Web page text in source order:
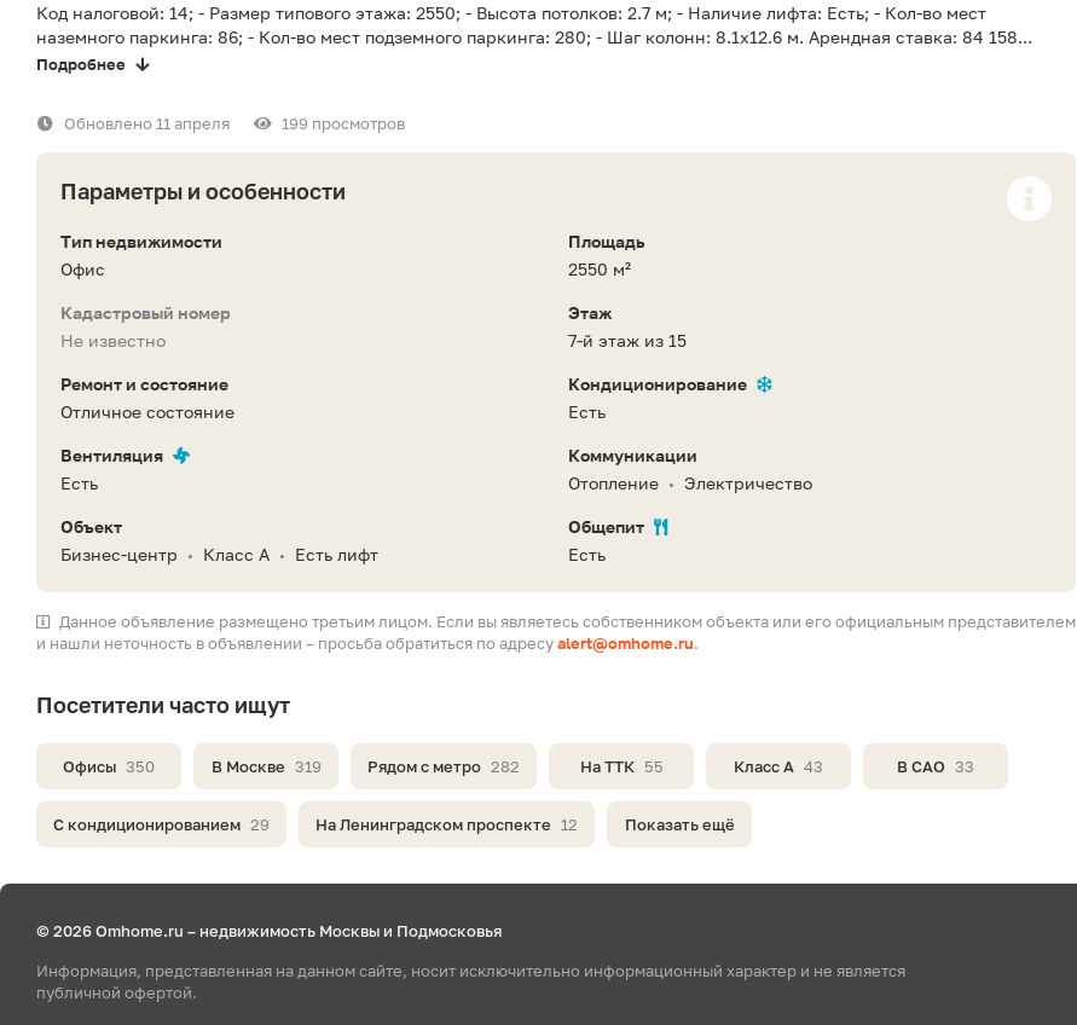
Код налоговой: 14; - Размер типового этажа: 2550; - Высота потолков: 2.7 м; - Наличие лифта: Есть; - Кол-во мест
наземного паркинга: 86; - Кол-во мест подземного паркинга: 280; - Шаг колонн: 8.1x12.6 м. Арендная ставка: 84 158...
Подробнее
Обновлено 11 апреля 199 просмотров
Параметры и особенности
Тип недвижимости
Офис
Площадь
2550 м²
Кадастровый номер
Не известно
Этаж
7-й этаж из 15
Ремонт и состояние
Отличное состояние
Кондиционирование
Есть
Вентиляция
Есть
Коммуникации
Отопление • Электричество
Объект
Бизнес-центр
• Класс A • Есть лифт
Общепит
Есть
Данное объявление размещено третьим лицом. Если вы являетесь собственником объекта или его официальным представителем
и нашли неточность в объявлении – просьба обратиться по адресуalert@omhome.ru.
Посетители часто ищут
Офисы 350 В Москве 319 Рядом с метро 282 На ТТК 55 Класс A 43 В САО 33
С кондиционированием 29 На Ленинградском проспекте 12 Показать ещё
© 2026 Omhome.ru – недвижимость Москвы и Подмосковья
Информация, представленная на данном сайте, носит исключительно информационный характер и не является
публичной офертой.